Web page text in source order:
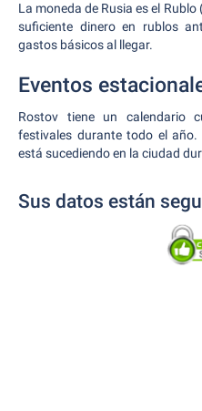
La moneda de Rusia es el
suficiente dinero en rublos
gastos básicos al llegar.
Eventos
Rostov tiene un calendario
festivales durante todo el
está sucediendo en la ciudad
Sus datos están